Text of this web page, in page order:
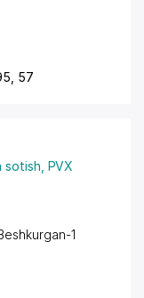
57
sotish PVX
1